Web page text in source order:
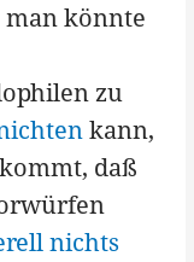
man könnte
zu
kann,
daß
nichts